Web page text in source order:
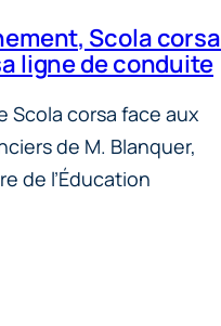
Scola corsa
ligne de conduite
Scola corsa face aux
de M. Blanquer,
de l’Éducation